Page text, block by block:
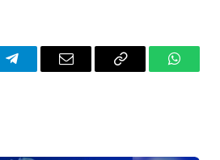
TelegramEmail
Copy